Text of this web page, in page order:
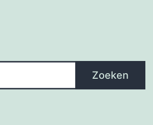
Zoeken